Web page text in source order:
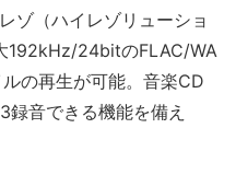
ゾ（ハイレゾリューショ
192kHz/24bitのFLAC/WA
の再生が可能。音楽CD
音できる機能を備え